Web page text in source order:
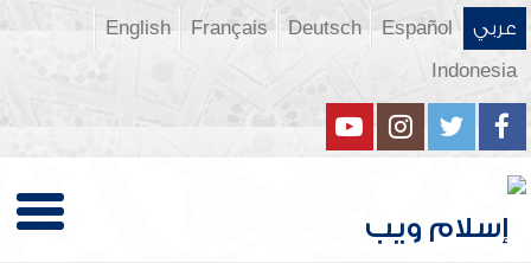
عربي Español
Deutsch
Français
English
Indonesia